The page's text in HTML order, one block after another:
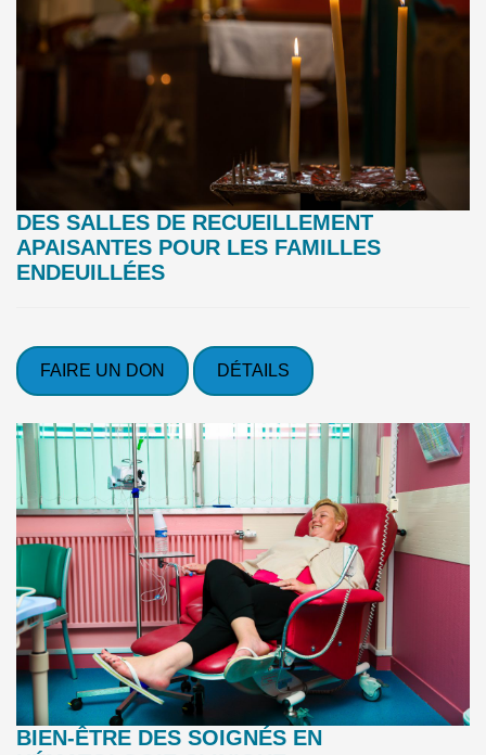
DES SALLES DE RECUEILLEMENT
APAISANTES POUR LES FAMILLES
ENDEUILLÉES
FAIRE UN DON DÉTAILS
BIEN-ÊTRE DES SOIGNÉS EN